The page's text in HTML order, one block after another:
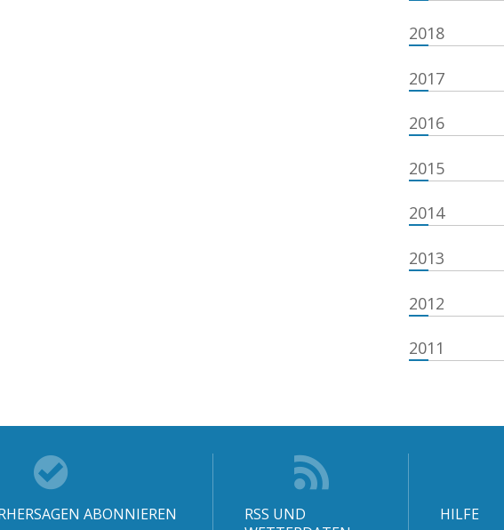
2018
2017
2016
2015
2014
2013
2012
2011
ABONNIEREN
RSS UND
HILFE